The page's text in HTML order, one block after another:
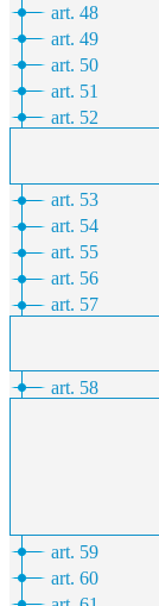
art. 48
art. 49
art. 50
art. 51
art. 52
art. 53
art. 54
art. 55
art. 56
art. 57
art. 58
art. 59
art. 60